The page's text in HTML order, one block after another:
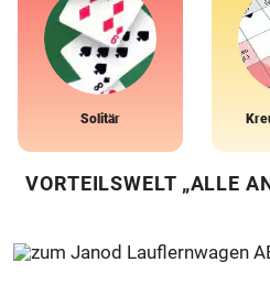
Solitär
VORTEILSWELT „ALLE